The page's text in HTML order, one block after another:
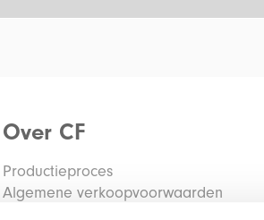
Over CF
Productieproces
Algemene verkoopvoorwaarden